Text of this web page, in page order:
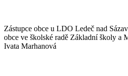
Zástupce obce u LDO Ledeč nad
obce ve školské radě Základní školy a
Ivata Marhanová